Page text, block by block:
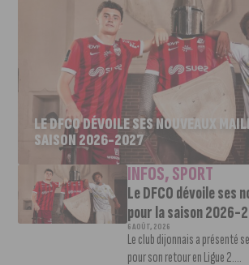
LE DFCO DÉVOILE SES NOUVEAUX
SAISON 2026-2027
INFOS,SPORT
Le DFCO dévoile ses
pour la saison 2026-
6 AOÛT, 2026
Le club dijonnais a présenté
pour son retour en Ligue 2....